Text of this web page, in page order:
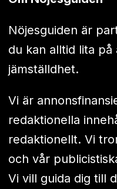
Nöjesguiden är
du kan alltid lita
jämställdhet.
Vi är
redaktionella
redaktionellt. Vi
och vår
Vi vill guida dig till